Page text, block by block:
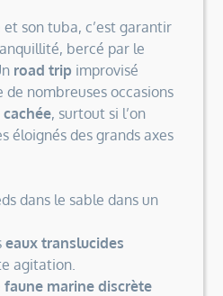
son tuba, c’est garantir
bercé par le
road trip improvisé
nombreuses occasions
, surtout si l’on
éloignés des grands axes
dans le sable dans un
eaux translucides
agitation.
faune marine discrète